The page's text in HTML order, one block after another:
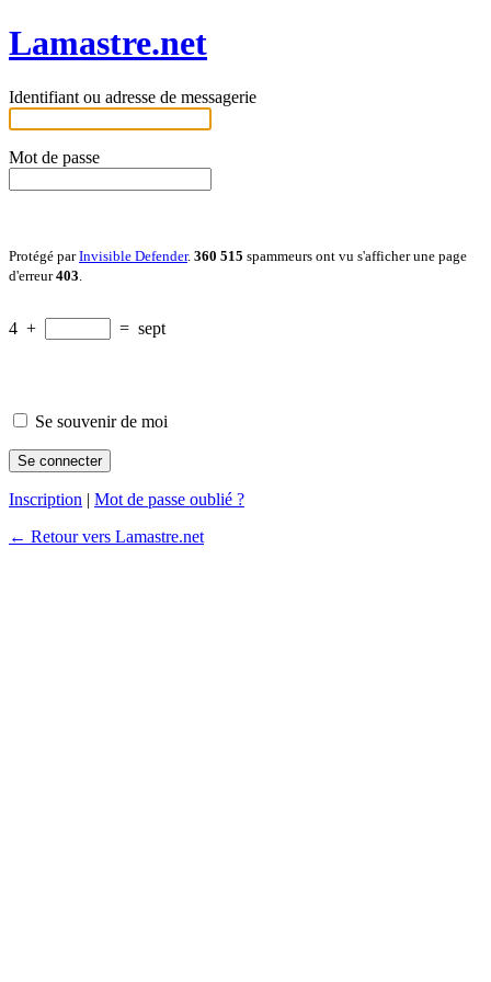
Lamastre.net
Identifiant ou adresse de messagerie
Mot de passe
Protégé parInvisible Defender. 360 515 spammeurs ont vu s'afficher une page
d'erreur403
4 + = sept
Se souvenir de moi
Inscription | Mot de passe oublié ?
← Retour vers Lamastre.net